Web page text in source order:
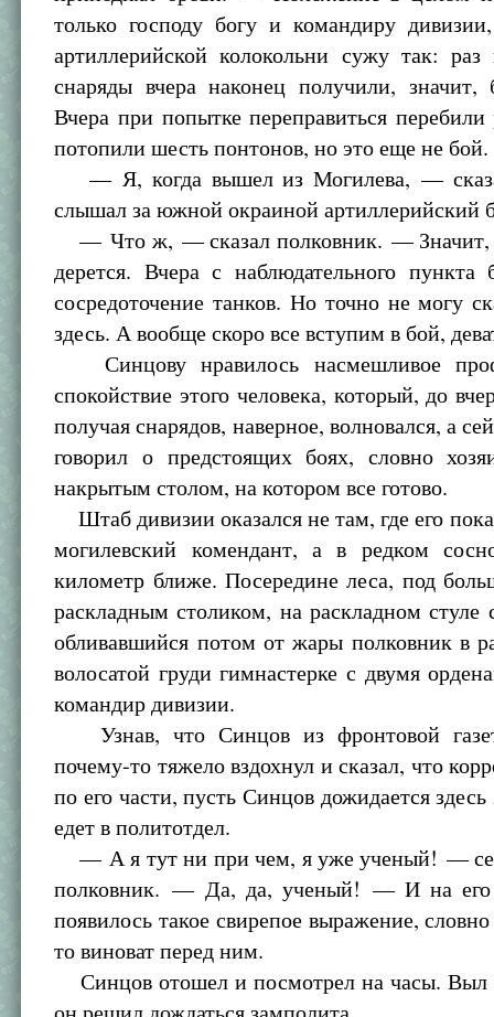
только господу богу и командиру
артиллерийской колокольни сужу так:
снаряды вчера наконец получили, значит,
Вчера при попытке переправиться
потопили шесть понтонов, но это еще не бой.
— Я, когда вышел из Могилева, —
слышал за южной окраиной артиллерийский
— Что ж, — сказал полковник. — Значит,
дерется. Вчера с наблюдательного пункта
сосредоточение танков. Но точно не могу
здесь. А вообще скоро все вступим в бой,
Синцову нравилось насмешливое
спокойствие этого человека, который, до
получая снарядов, наверное, волновался, а
говорил о предстоящих боях, словно
накрытым столом, на котором все готово.
Штаб дивизии оказался не там, где его
могилевский комендант, а в редком
километр ближе. Посередине леса, под
раскладным столиком, на раскладном стуле
обливавшийся потом от жары полковник в
волосатой груди гимнастерке с двумя
командир дивизии.
Узнав, что Синцов из фронтовой
почему-то тяжело вздохнул и сказал, что
по его части, пусть Синцов дожидается
едет в политотдел.
— А я тут ни при чем, я уже ученый! —
полковник. — Да, да, ученый! — И на его
появилось такое свирепое выражение,
то виноват перед ним.
Синцов отошел и посмотрел на часы. Выл